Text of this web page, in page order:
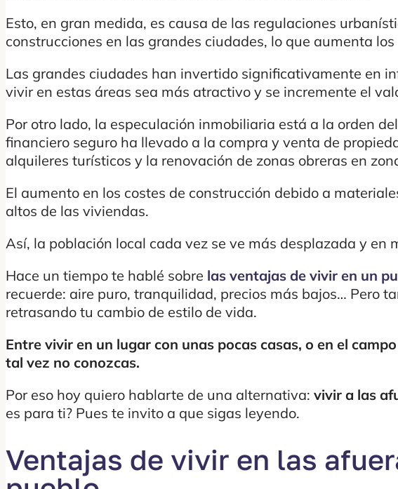
Esto, en gran medida, es causa de las regulaciones
construcciones en las grandes ciudades, lo que aumenta
Las grandes ciudades han invertido significativamente en
vivir en estas áreas sea más atractivo y se incremente el
Por otro lado, la especulación inmobiliaria está a la orden
financiero seguro ha llevado a la compra y venta de
alquileres turísticos y la renovación de zonas obreras en
El aumento en los costes de construcción debido a
altos de las viviendas.
Así, la población local cada vez se ve más desplazada y
Hace un tiempo te hablé sobre las ventajas de vivir en un
recuerde: aire puro, tranquilidad, precios más bajos… Pero
retrasando tu cambio de estilo de vida.
Entre vivir en un lugar con unas pocas casas, o en el
tal vez no conozcas.
Por eso hoy quiero hablarte de una alternativa: vivir a las
es para ti? Pues te invito a que sigas leyendo.
Ventajas de vivir en las